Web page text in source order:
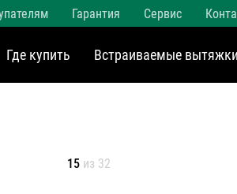
Гарантия Сервис
Где купить Встраиваемые вытяжки
15 из 32